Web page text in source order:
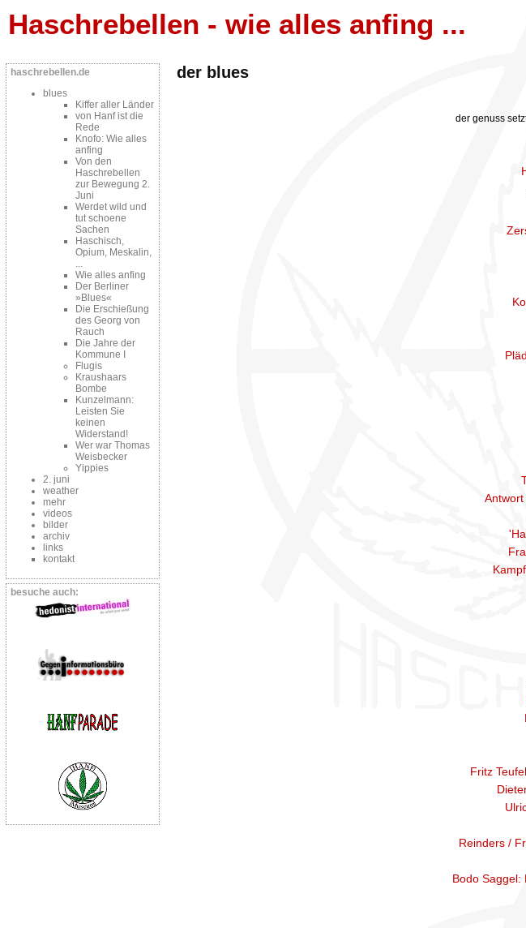
Haschrebellen - wie alles anfing ...
haschrebellen.de
blues
Kiffer aller Länder
von Hanf ist die
Rede
Knofo: Wie alles
anfing
Von den
Haschrebellen
zur Bewegung 2.
Juni
Werdet wild und
tut schoene
Sachen
Haschisch,
Opium, Meskalin,
...
Wie alles anfing
Der Berliner
»Blues«
Die Erschießung
des Georg von
Rauch
Die Jahre der
Kommune I
Flugis
Kraushaars
Bombe
Kunzelmann:
Leisten Sie
keinen
Widerstand!
Wer war Thomas
Weisbecker
Yippies
2. juni
weather
mehr
videos
bilder
archiv
links
kontakt
besuche auch:
der blues
der genuss
Fritz
Reinders /
Bodo Saggel: